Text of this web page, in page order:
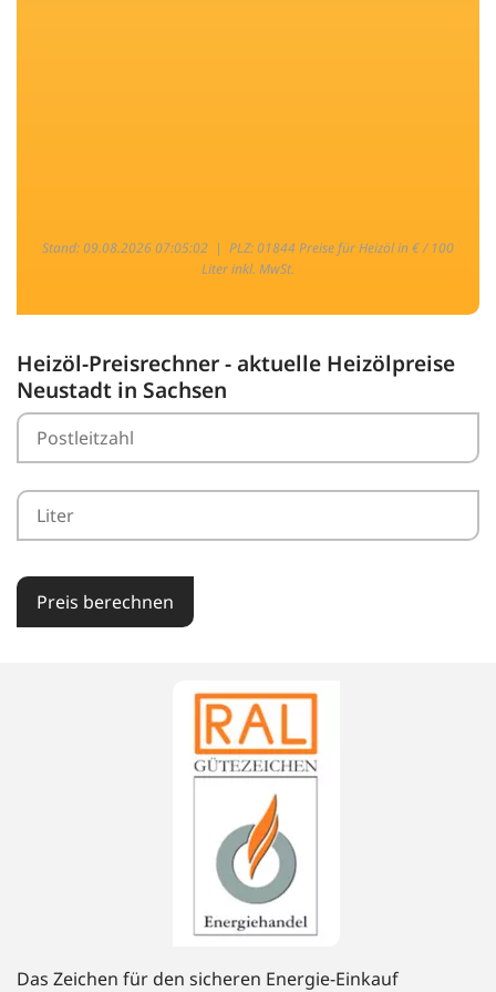
Stand: 09.08.2026 07:05:02 | PLZ: 01844 Preise für Heizöl in € / 100
Liter inkl. MwSt.
Heizöl-Preisrechner - aktuelle Heizölpreise
Neustadt in Sachsen
Preis berechnen
Das Zeichen für den sicheren Energie-Einkauf